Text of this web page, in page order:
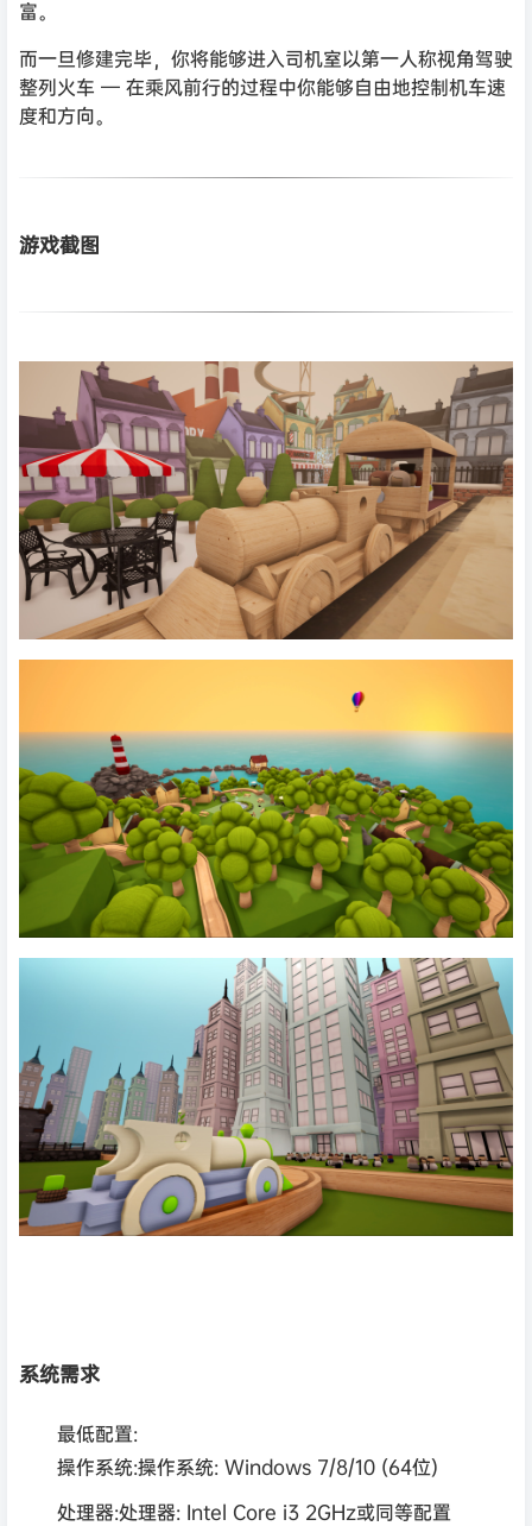
富。
而一旦修建完毕，你将能够进入司机室以第一人称视角驾驶
整列火车 — 在乘风前行的过程中你能够自由地控制机车速
度和方向。
游戏截图
系统需求
最低配置:
操作系统:操作系统: Windows 7/8/10 (64位)
处理器:处理器: Intel Core i3 2GHz或同等配置